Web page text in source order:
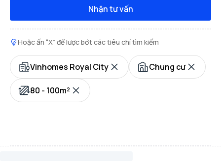
Nhận tư vấn
Hoặc ấn “X” để lược bớt các tiêu chí tìm kiếm
Vinhomes Royal City Chung cư
80 - 100m²